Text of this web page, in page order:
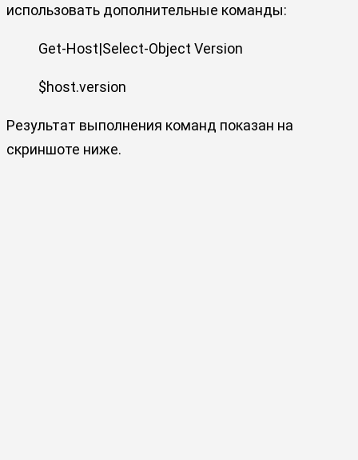
использовать дополнительные команды:
Get-Host|Select-Object Version
$host.version
Результат выполнения команд показан на
скриншоте ниже.